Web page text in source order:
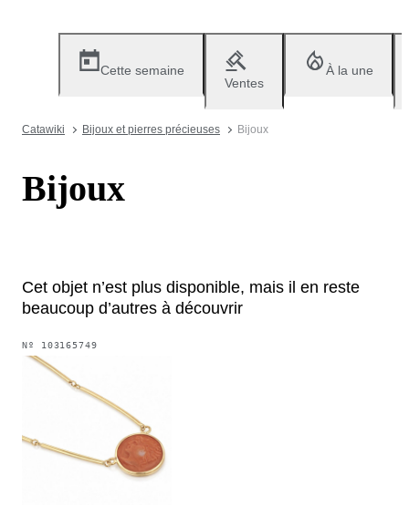
Cette semaine
Ventes
À la une
Catawiki Bijoux et pierres précieuses Bijoux
Bijoux
Cet objet n’est plus disponible, mais il en reste
beaucoup d’autres à découvrir
Nº 103165749